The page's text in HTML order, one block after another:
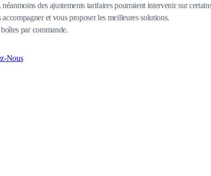
des ajustements tarifaires pourraient intervenir sur
et vous proposer les meilleures solutions.
par commande.
Nous